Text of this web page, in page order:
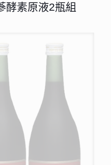
酵素原液2瓶組